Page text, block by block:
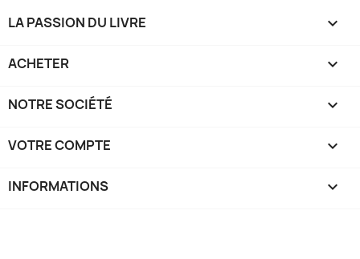
LA PASSION DU LIVRE 
ACHETER 
NOTRE SOCIÉTÉ 
VOTRE COMPTE 
INFORMATIONS keyboard_arrow_down